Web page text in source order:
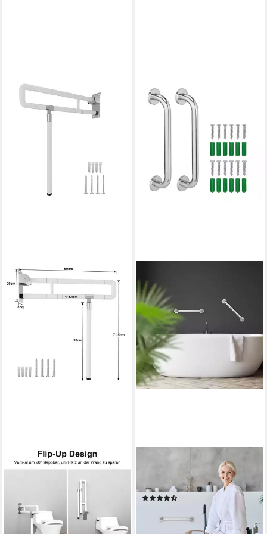
CLANMACY
Haltegriff Wandstützgriff
Aufstehhilfe Stützgriff
Toilette Klappgriff Handgriff
50,97 €
UVP 101,94 €
Haltegriff 2er Set Haltegriffe
aus Edelstahl
39,99 €
-43%